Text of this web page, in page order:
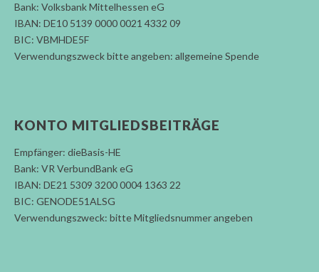
Bank: Volksbank Mittelhessen eG
IBAN: DE10 5139 0000 0021 4332 09
BIC: VBMHDE5F
Verwendungszweck bitte angeben: allgemeine Spende
KONTO MITGLIEDSBEITRÄGE
Empfänger: dieBasis-HE
Bank: VR VerbundBank eG
IBAN: DE21 5309 3200 0004 1363 22
BIC: GENODE51ALSG
Verwendungszweck: bitte Mitgliedsnummer angeben